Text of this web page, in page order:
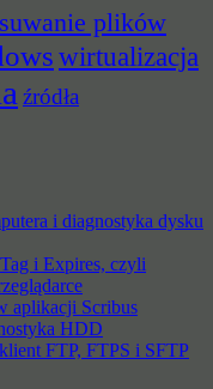
plików
wirtualizacja
źródła
i diagnostyka dysku
i Expires, czyli
aplikacji Scribus
HDD
FTP, FTPS i SFTP